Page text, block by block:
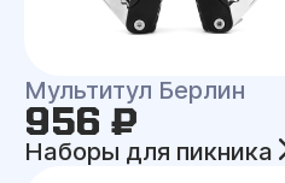
Мультитул Берлин
956 ₽
Наборы для пикника